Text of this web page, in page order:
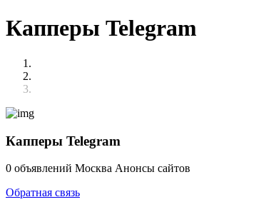
Капперы Telegram
Капперы Telegram
0 объявлений Москва Анонсы сайтов
Обратная связь